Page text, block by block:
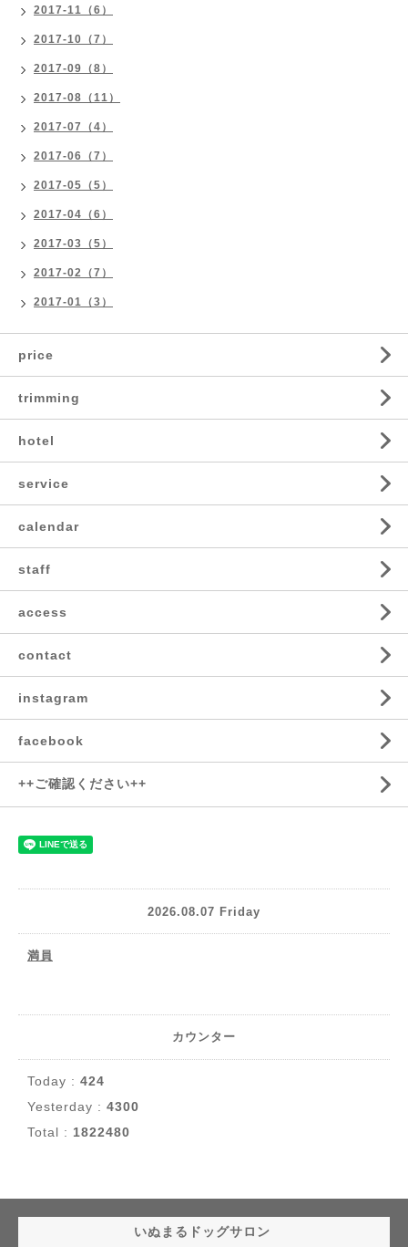
2017-11（6）
2017-10（7）
2017-09（8）
2017-08（11）
2017-07（4）
2017-06（7）
2017-05（5）
2017-04（6）
2017-03（5）
2017-02（7）
2017-01（3）
price
trimming
hotel
service
calendar
staff
access
contact
instagram
facebook
++ご確認ください++
2026.08.07 Friday
満員
カウンター
Today : 424
Yesterday : 4300
Total : 1822480
いぬまるドッグサロン